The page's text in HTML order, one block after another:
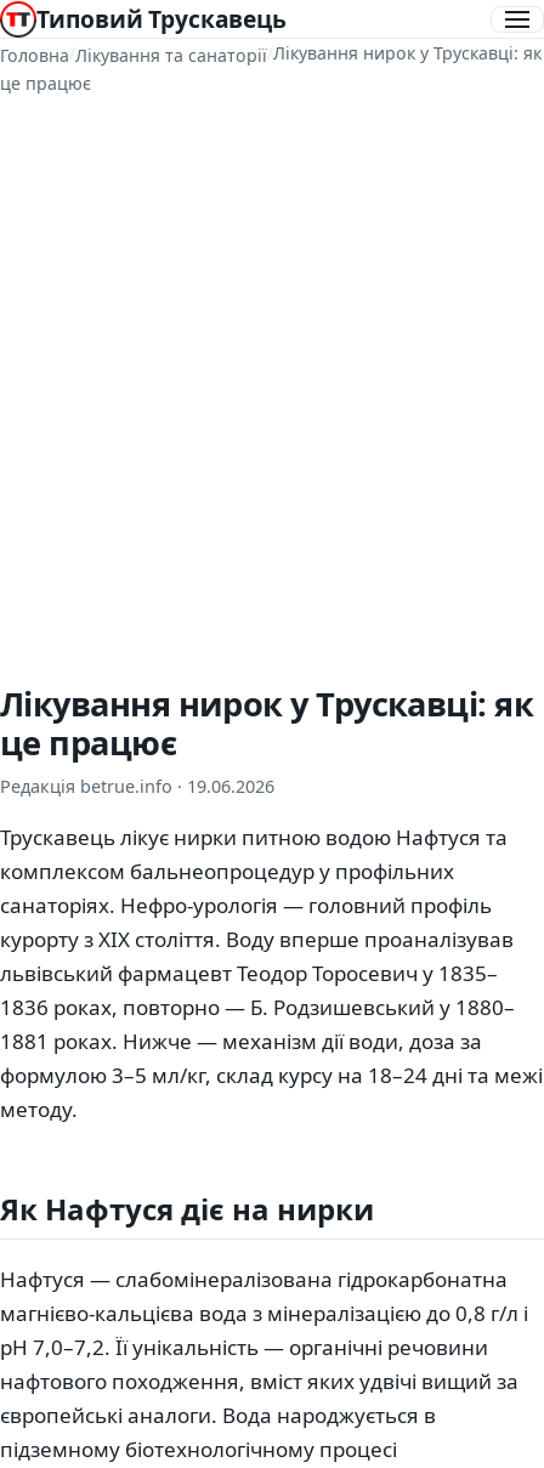
Типовий Трускавець
Головна/Лікування та санаторії/Лікування нирок у Трускавці: як
це працює
Лікування нирок у Трускавці: як
це працює
Редакція betrue.info · 19.06.2026
Трускавець лікує нирки питною водою Нафтуся та
комплексом бальнеопроцедур у профільних
санаторіях. Нефро-урологія — головний профіль
курорту з XIX століття. Воду вперше проаналізував
львівський фармацевт Теодор Торосевич у 1835–
1836 роках, повторно — Б. Родзишевський у 1880–
1881 роках. Нижче — механізм дії води, доза за
формулою 3–5 мл/кг, склад курсу на 18–24 дні та межі
методу.
Як Нафтуся діє на нирки
Нафтуся — слабомінералізована гідрокарбонатна
магнієво-кальцієва вода з мінералізацією до 0,8 г/л і
pH 7,0–7,2. Її унікальність — органічні речовини
нафтового походження, вміст яких удвічі вищий за
європейські аналоги. Вода народжується в
підземному біотехнологічному процесі